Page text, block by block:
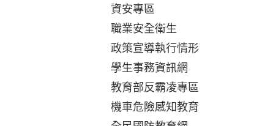
資安專區
職業安全衛生
政策宣導執行情形
學生事務資訊網
教育部反霸凌專區
機車危險感知教育